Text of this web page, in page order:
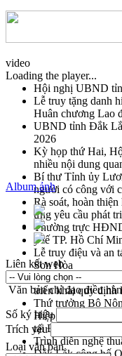
video
Loading the player...
Hội nghị UBND
Lễ truy tặng danh
Huân chương Lao
UBND tỉnh Đắk
2026
Kỳ họp thứ Hai,
nhiều nội dung
Bí thư Tỉnh ủy
người có công với
Rà soát, hoàn
ứng yêu cầu phát
Thường trực
y tế TP. Hồ Chí
Lễ truy điệu và an
Sơn Hòa
Bàn giải pháp tháo
triển khai quy định
Thứ trưởng Bộ
Hiệp khảo sát
tại Đắk Lắk
Trình diễn nghệ
Album ảnh
Liên kết web
Văn bản chỉ đạo điều
Số ký hiệu
Trích yếu
Loại văn bản